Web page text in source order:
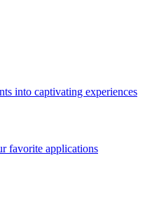
into captivating experiences
favorite applications